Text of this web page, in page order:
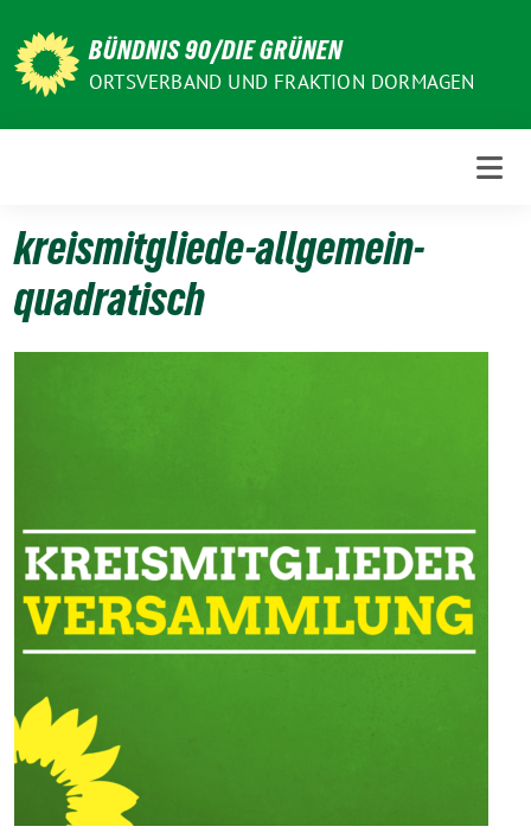
zum
Inhalt
BÜNDNIS 90/DIE GRÜNEN
ORTSVERBAND UND FRAKTION DORMAGEN
kreismitgliede-allgemein-
quadratisch